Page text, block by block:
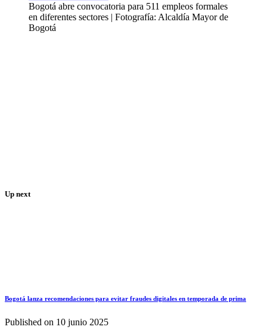
Bogotá abre convocatoria para 511 empleos formales
en diferentes sectores | Fotografía: Alcaldía Mayor de
Bogotá
Up next
Bogotá lanza recomendaciones para evitar fraudes digitales en temporada de prima
Published on 10 junio 2025